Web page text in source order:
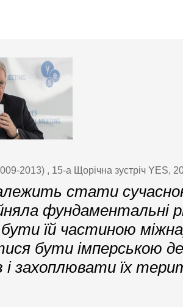
2013) , 15-а Щорічна зустріч YES,
стати
фундаментальні
їй частиною
бути імперською
і захоплювати їх